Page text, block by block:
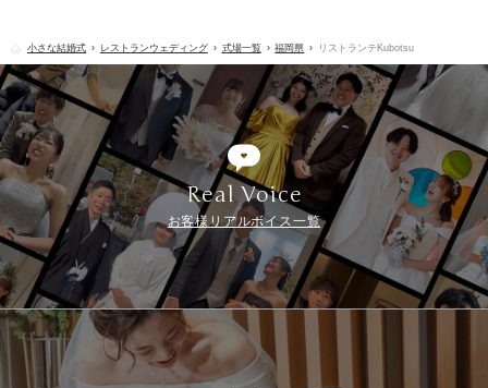
小さな結婚式 レストランウェディング 式場一覧 福岡県 リストランテKubotsu
Real Voice
お客様リアルボイス一覧